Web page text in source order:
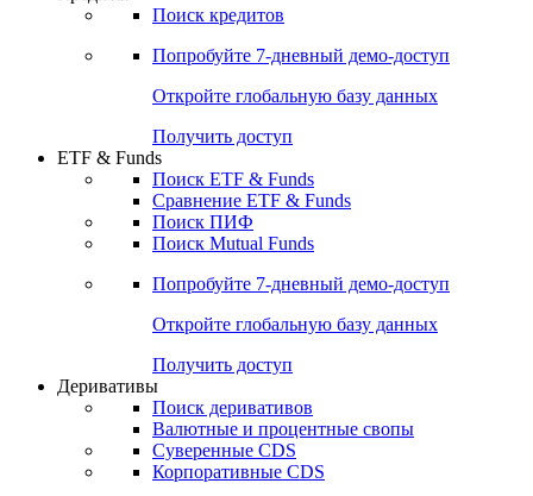
Откройте глобальную базу данных
Получить доступ
Поиск кредитов
Попробуйте7-дневный
Откройте глобальную базу данных
Получить доступ
ETF & Funds
Сравнение ETF & Funds
Поиск Mutual Funds
Попробуйте7-дневный
Откройте глобальную базу данных
Получить доступ
Деривативы